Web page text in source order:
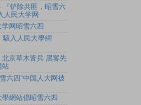
『铲除共匪，昭雪六
人民大学网
网昭雪六四
駭入人民大學網
北京草木皆兵 黑客先
站
六四”中国人大网被
網站倡昭雪六四